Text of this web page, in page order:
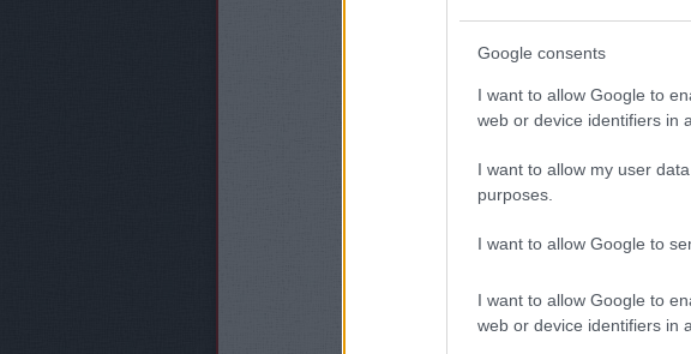
Google consents
I want to allow Google to
web or device identifiers in
I want to allow my user
purposes.
I want to allow Google to
I want to allow Google to
web or device identifiers in